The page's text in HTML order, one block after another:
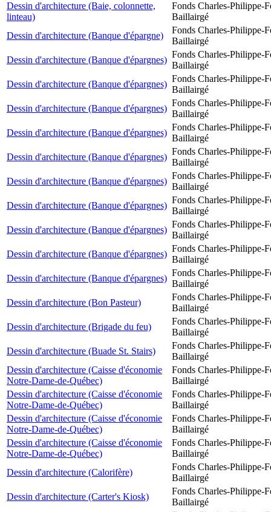
Dessin d'architecture (Baie, colonnette,
linteau)
Fonds Charles-Philippe-
Baillairgé
Dessin d'architecture (Banque d'épargne)
Fonds Charles-Philippe-
Baillairgé
Dessin d'architecture (Banque d'épargnes)
Fonds Charles-Philippe-
Baillairgé
Dessin d'architecture (Banque d'épargnes)
Fonds Charles-Philippe-
Baillairgé
Dessin d'architecture (Banque d'épargnes)
Fonds Charles-Philippe-
Baillairgé
Dessin d'architecture (Banque d'épargnes)
Fonds Charles-Philippe-
Baillairgé
Dessin d'architecture (Banque d'épargnes)
Fonds Charles-Philippe-
Baillairgé
Dessin d'architecture (Banque d'épargnes)
Fonds Charles-Philippe-
Baillairgé
Dessin d'architecture (Banque d'épargnes)
Fonds Charles-Philippe-
Baillairgé
Dessin d'architecture (Banque d'épargnes)
Fonds Charles-Philippe-
Baillairgé
Dessin d'architecture (Banque d'épargnes)
Fonds Charles-Philippe-
Baillairgé
Dessin d'architecture (Banque d'épargnes)
Fonds Charles-Philippe-
Baillairgé
Dessin d'architecture (Bon Pasteur)
Fonds Charles-Philippe-
Baillairgé
Dessin d'architecture (Brigade du feu)
Fonds Charles-Philippe-
Baillairgé
Dessin d'architecture (Buade St. Stairs)
Fonds Charles-Philippe-
Baillairgé
Dessin d'architecture (Caisse d'économie
Notre-Dame-de-Québec)
Fonds Charles-Philippe-
Baillairgé
Dessin d'architecture (Caisse d'économie
Notre-Dame-de-Québec)
Fonds Charles-Philippe-
Baillairgé
Dessin d'architecture (Caisse d'économie
Notre-Dame-de-Québec)
Fonds Charles-Philippe-
Baillairgé
Dessin d'architecture (Caisse d'économie
Notre-Dame-de-Québec)
Fonds Charles-Philippe-
Baillairgé
Dessin d'architecture (Calorifère)
Fonds Charles-Philippe-
Baillairgé
Dessin d'architecture (Carter's Kiosk)
Fonds Charles-Philippe-
Baillairgé